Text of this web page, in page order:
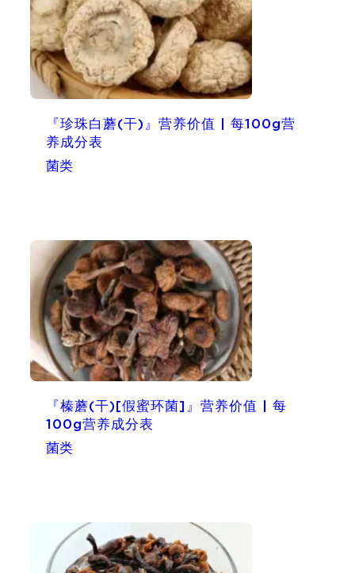
『珍珠白蘑(干)』营养价值 | 每100g营
养成分表
菌类
『榛蘑(干)[假蜜环菌]』营养价值 | 每
100g营养成分表
菌类